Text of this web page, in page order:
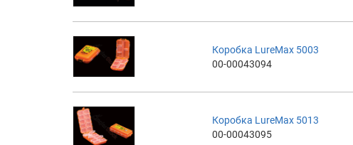
Коробка LureMax 5003
00-00043094
Коробка LureMax 5013
00-00043095